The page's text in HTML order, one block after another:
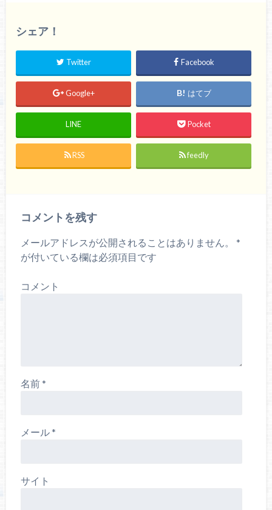
シェア！
Twitter Facebook
Google+ はてブ
LINE Pocket
RSS feedly
コメントを残す
メールアドレスが公開されることはありません。
*
が付いている欄は必須項目です
コメント
名前*
メール*
サイト